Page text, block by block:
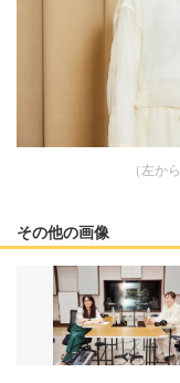
（左か
その他の画像